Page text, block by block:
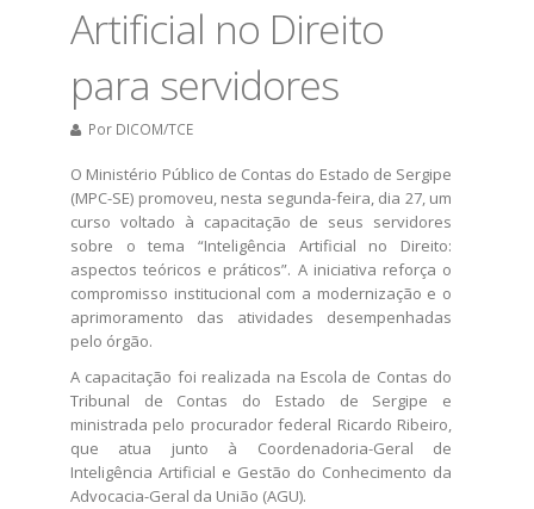
Artificial no Direito
para servidores
Por DICOM/TCE
​O Ministério Público de Contas do Estado de Sergipe
(MPC-SE) promoveu, nesta segunda-feira, dia 27, um
curso voltado à capacitação de seus servidores
sobre o tema “Inteligência Artificial no Direito:
aspectos teóricos e práticos”. A iniciativa reforça o
compromisso institucional com a modernizaç​ão e o
aprimoramento das atividades desempenhadas
pelo órgão.
A capacitação foi realizada na Escola de Contas do
Tribunal de Contas do Estado de Sergipe e
ministrada pelo procurador federal Ricardo Ribeiro,
que atua junto à Coordenadoria-Geral de
Inteligência Artificial e Gestão do Conhecimento da
Advocacia-Geral da União (AGU).